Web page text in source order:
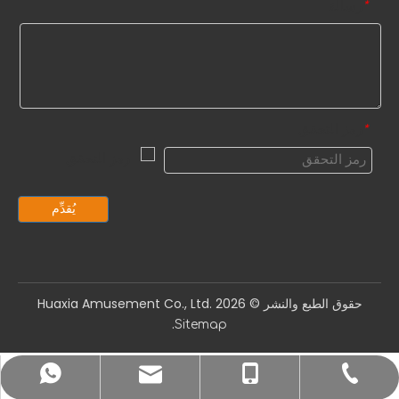
+86-577-67499999
+86-18066498819
sale1@huaxiatoys.com
+8618066498819
*
*
يُقدِّم
حقوق الطبع والنشر ©️ 2026
Sitemap
.